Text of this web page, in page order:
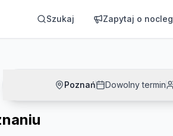
Szukaj Zapytaj o nocleg
Poznań Dowolny termin